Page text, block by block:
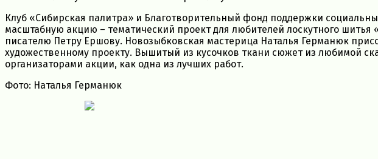
Клуб «Сибирская палитра» и Благотворительный фонд поддержки
масштабную акцию – тематический проект для любителей лоскутного
писателю Петру Ершову. Новозыбковская мастерица Наталья Германюк
художественному проекту. Вышитый из кусочков ткани сюжет из любимой
организаторами акции, как одна из лучших работ.
Фото: Наталья Германюк